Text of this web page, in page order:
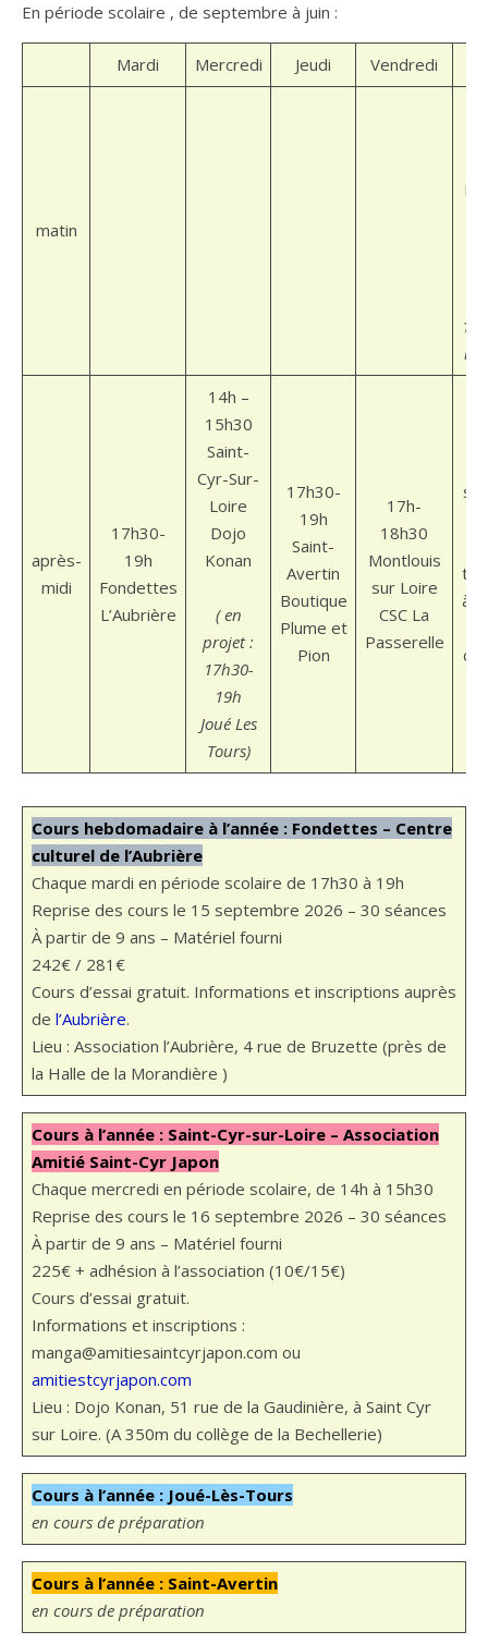
En période scolaire , de septembre à juin :
Mardi Mercredi Jeudi Vendredi
matin
1
après-
midi
17h30-
19h
Fondettes
L’Aubrière
14h –
15h30
Saint-
Cyr-Sur-
Loire
Dojo
Konan
( en
projet :
17h30-
19h
Joué Les
Tours)
17h30-
19h
Saint-
Avertin
Boutique
Plume et
Pion
17h-
18h30
Montlouis
sur Loire
CSC La
Passerelle
à
Cours hebdomadaire à l’année : Fondettes – Centre
culturel de l’Aubrière
Chaque mardi en période scolaire de 17h30 à 19h
Reprise des cours le 15 septembre 2026 – 30 séances
À partir de 9 ans – Matériel fourni
242€ / 281€
Cours d’essai gratuit. Informations et inscriptions auprès
de l’Aubrière.
Lieu : Association l’Aubrière, 4 rue de Bruzette (près de
la Halle de la Morandière )
Cours à l’année : Saint-Cyr-sur-Loire – Association
Amitié Saint-Cyr Japon
Chaque mercredi en période scolaire, de 14h à 15h30
Reprise des cours le 16 septembre 2026 – 30 séances
À partir de 9 ans – Matériel fourni
225€ + adhésion à l’association (10€/15€)
Cours d’essai gratuit.
Informations et inscriptions :
manga@amitiesaintcyrjapon.com ou
amitiestcyrjapon.com
Lieu : Dojo Konan, 51 rue de la Gaudinière, à Saint Cyr
sur Loire. (A 350m du collège de la Bechellerie)
Cours à l’année : Joué-Lès-Tours
en cours de préparation
Cours à l’année : Saint-Avertin
en cours de préparation